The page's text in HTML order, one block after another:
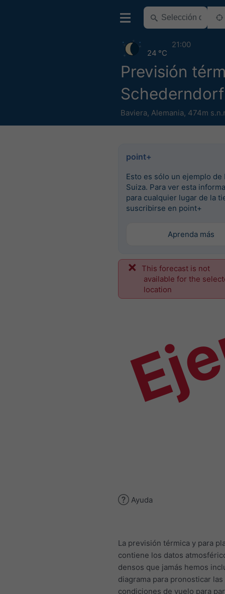
Previsión
Schederndorf
Baviera, Alemania, 474m
24 °C
21:00
point+
Esto es sólo un ejemplo de
Suiza. Para ver esta
para cualquier lugar de la
suscribirse en point+
Aprenda más
This forecast is not
available for the
location
Ayuda
La previsión térmica y para
contiene los datos
densos que jamás hemos
diagrama para pronosticar las
condiciones de vuelo para